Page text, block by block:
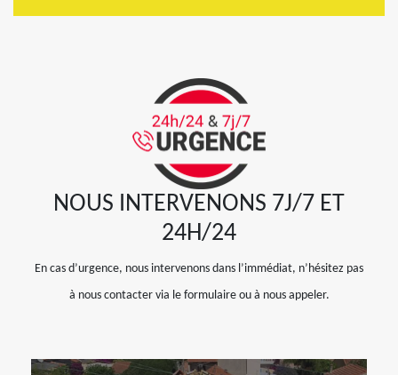
NOUS INTERVENONS 7J/7 ET
24H/24
En cas d’urgence, nous intervenons dans l’immédiat, n’hésitez pas
à nous contacter via le formulaire ou à nous appeler.